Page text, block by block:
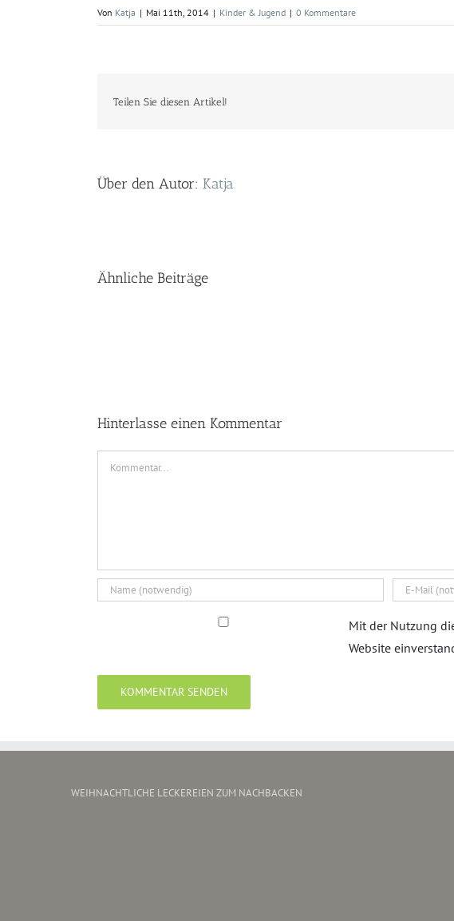
Von Katja | Mai 11th, 2014 | Kinder & Jugend | 0 Kommentare
Teilen Sie diesen Artikel!
Über den Autor: Katja
Ähnliche Beiträge
Hinterlasse einen Kommentar
Kommentar
Mit der Nutzung
Website
WEIHNACHTLICHE LECKEREIEN ZUM NACHBACKEN